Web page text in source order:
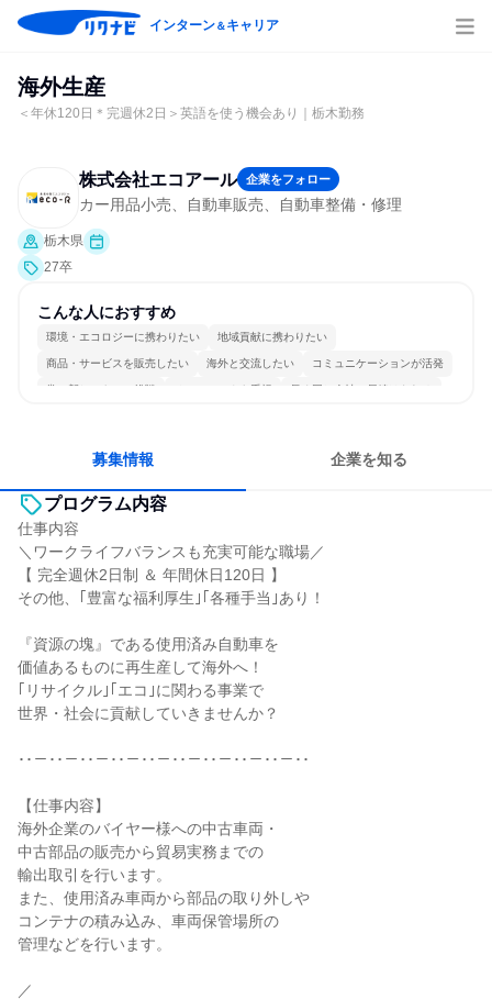
インターン＆キャリア
海外生産
＜年休120日＊完週休2日＞英語を使う機会あり｜栃木勤務
株式会社エコアール 企業をフォロー
カー用品小売、自動車販売、自動車整備・修理
栃木県
27卒
こんな人におすすめ
環境・エコロジーに携わりたい 地域貢献に携わりたい
商品・サービスを販売したい 海外と交流したい コミュニケーションが活発
常に新しいものに挑戦 チームワークを重視 長く同じ会社に居続けられる
募集情報 企業を知る
プログラム内容
仕事内容
＼ワークライフバランスも充実可能な職場／
【 完全週休2日制 ＆ 年間休日120日 】
その他、｢豊富な福利厚生｣｢各種手当｣あり！
『資源の塊』である使用済み自動車を
価値あるものに再生産して海外へ！
｢リサイクル｣｢エコ｣に関わる事業で
世界・社会に貢献していきませんか？
･･－･･－･･－･･－･･－･･－･･－･･－･･－･･
【仕事内容】
海外企業のバイヤー様への中古車両・
中古部品の販売から貿易実務までの
輸出取引を行います。
また、使用済み車両から部品の取り外しや
コンテナの積み込み、車両保管場所の
管理などを行います。
／